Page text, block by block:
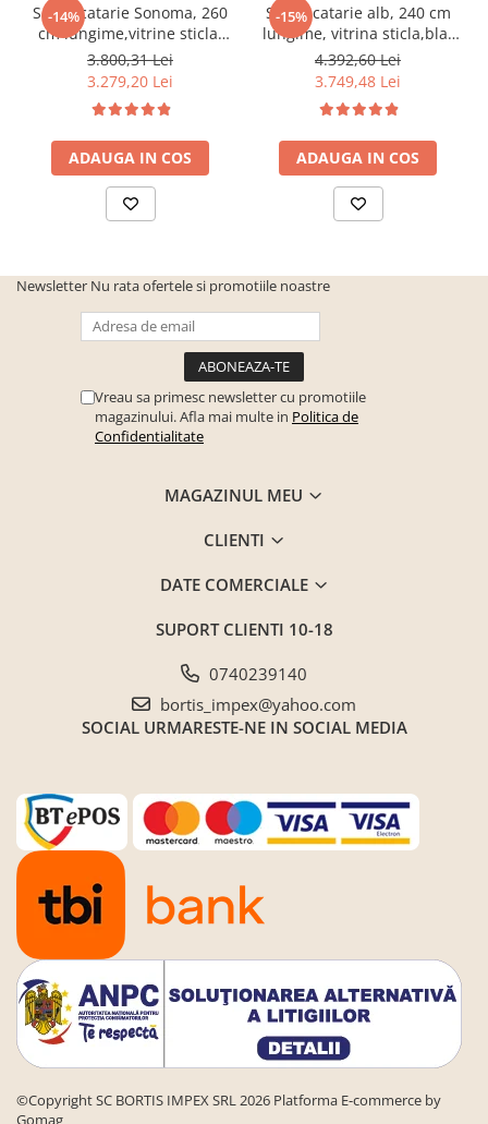
-14%
Set Bucatarie Sonoma, 260
cm lungime,vitrine sticla,
blat termorezistent
inclus,Bortis Impex
3.800,31 Lei
3.279,20 Lei
ADAUGA IN COS
-15%
Set Bucatarie alb, 240 cm
lungime, vitrina sticla,blat
termorezistent inclus,Bortis
Impex
4.392,60 Lei
3.749,48 Lei
ADAUGA IN COS
Newsletter Nu rata ofertele si promotiile noastre
Vreau sa primesc newsletter cu promotiile
magazinului. Afla mai multe in Politica de
Confidentialitate
MAGAZINUL MEU
CLIENTI
DATE COMERCIALE
SUPORT CLIENTI 10-18
0740239140
bortis_impex@yahoo.com
SOCIAL URMARESTE-NE IN SOCIAL MEDIA
©Copyright SC BORTIS IMPEX SRL 2026 Platforma E-commerce by
Gomag